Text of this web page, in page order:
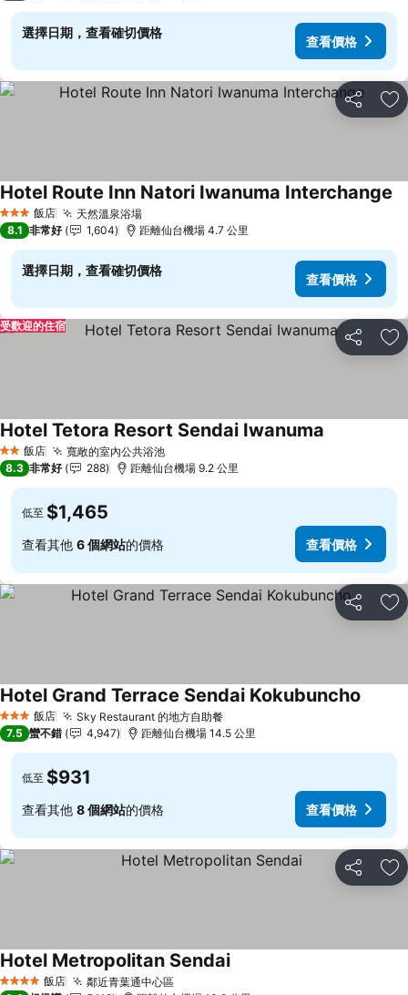
選擇日期，查看確切價格
查看價格
分享 加
3 星級 飯店 天然溫泉浴場查看價格
Hotel Route Inn Natori Iwanuma Interchange
8.1 非常好 1,604 距離仙台機場 4.7 公里
選擇日期，查看確切價格
查看價格
分享 加
受歡迎的住宿
2 星級飯店 寬敞的室內公共浴池查看價格
Hotel Tetora Resort Sendai Iwanuma
8.3 非常好 288 距離仙台機場 9.2 公里
低至 $1,465
查看其他 6 個網站的價格 查看價格
分享 加
3 星級 飯店 Sky Restaurant 的地方自助餐查看價格
Hotel Grand Terrace Sendai Kokubuncho
7.5 蠻不錯 4,947 距離仙台機場 14.5 公里
低至 $931
查看其他 8 個網站的價格 查看價格
分享 加
4 星級 飯店 鄰近青葉通中心區查看價格
Hotel Metropolitan Sendai查看價格